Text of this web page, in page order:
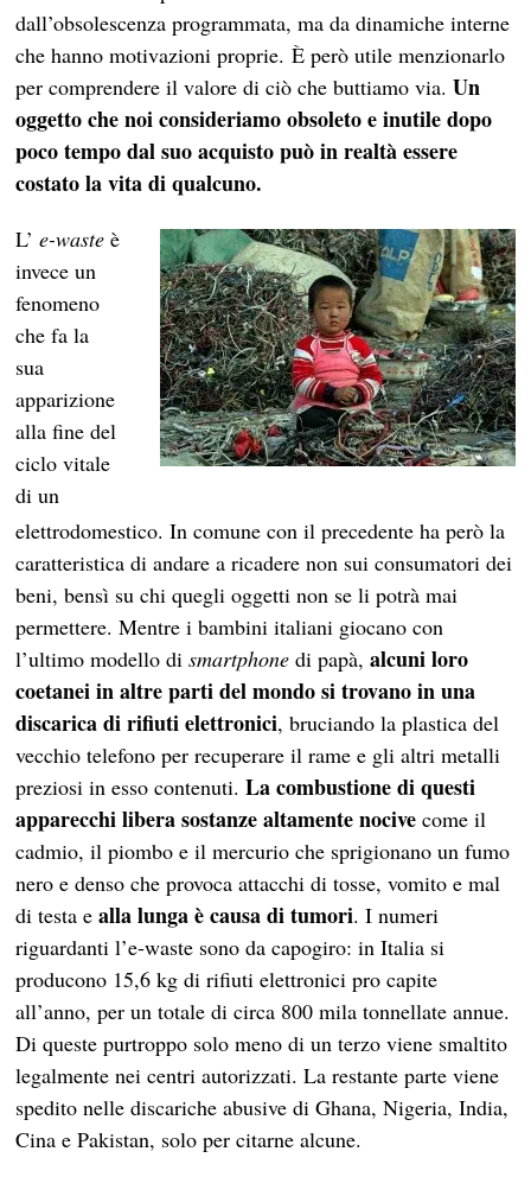
dall’obsolescenza programmata, ma da dinamiche interne
che hanno motivazioni proprie. È però utile menzionarlo
per comprendere il valore di ciò che buttiamo via.Un
oggetto che noi consideriamo obsoleto e inutile dopo
poco tempo dal suo acquisto può in realtà essere
costato la vita di qualcuno.
L’e-waste è
invece un
fenomeno
che fa la
sua
apparizione
alla fine del
ciclo vitale
di un
elettrodomestico. In comune con il precedente ha però la
caratteristica di andare a ricadere non sui consumatori dei
beni, bensì su chi quegli oggetti non se li potrà mai
permettere. Mentre i bambini italiani giocano con
l’ultimo modello dismartphone di papà,alcuni loro
coetanei in altre parti del mondo si trovano in una
discarica di rifiuti elettronici, bruciando la plastica del
vecchio telefono per recuperare il rame e gli altri metalli
preziosi in esso contenuti.La combustione di questi
apparecchi libera sostanze altamente nocive come il
cadmio, il piombo e il mercurio che sprigionano un fumo
nero e denso che provoca attacchi di tosse, vomito e mal
di testa ealla lunga è causa di tumori. I numeri
riguardanti l’e-waste sono da capogiro: in Italia si
producono 15,6 kg di rifiuti elettronici pro capite
all’anno, per un totale di circa 800 mila tonnellate annue.
Di queste purtroppo solo meno di un terzo viene smaltito
legalmente nei centri autorizzati. La restante parte viene
spedito nelle discariche abusive di Ghana, Nigeria, India,
Cina e Pakistan, solo per citarne alcune.